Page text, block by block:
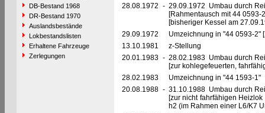
DB-Bestand 1968
DR-Bestand 1970
Auslandsbestände
Lokbestandslisten
Erhaltene Fahrzeuge
Zerlegungen
28.08.1972 - 29.09.1972 Umbau durch
[Rahmentausch mit 44
[bisheriger Kessel am
29.09.1972
Umzeichnung in "44 0593-2"
13.10.1981
z-Stellung
20.01.1983 - 28.02.1983 Umbau durch
[zur kohlegefeuerten,
28.02.1983
Umzeichnung in "44 1593-1"
20.08.1988 - 31.10.1988 Umbau durch
[zur nicht fahrfähigen
h2 (im Rahmen einer L6/K7